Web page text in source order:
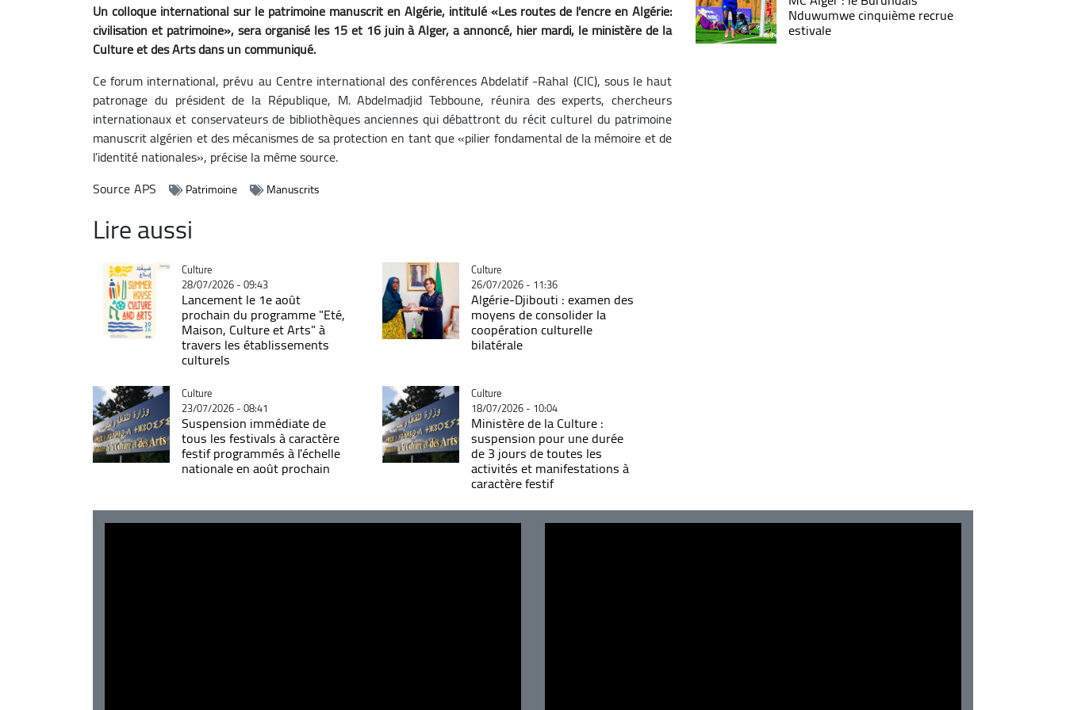
Un colloque international sur le patrimoine manuscrit en Algérie, intitulé «Les routes de l'encre en Algérie:
civilisation et patrimoine», sera organisé les 15 et 16 juin à Alger, a annoncé, hier mardi, le ministère de la
Culture et des Arts dans un communiqué.
Ce forum international, prévu au Centre international des conférences Abdelatif -Rahal (CIC), sous le haut
patronage du président de la République, M. Abdelmadjid Tebboune, réunira des experts, chercheurs
internationaux et conservateurs de bibliothèques anciennes qui débattront du récit culturel du patrimoine
manuscrit algérien et des mécanismes de sa protection en tant que «pilier fondamental de la mémoire et de
l’identité nationales», précise la même source.
SourceAPS Patrimoine Manuscrits
Lire aussi
Catégorie
Culture
28/07/2026 - 09:43
Lancement le 1e août
prochain du programme "Eté,
Maison, Culture et Arts" à
travers les établissements
culturels
Catégorie
Culture
26/07/2026 - 11:36
Algérie-Djibouti : examen des
moyens de consolider la
coopération culturelle
bilatérale
Catégorie
Culture
23/07/2026 - 08:41
Suspension immédiate de
tous les festivals à caractère
festif programmés à l'échelle
nationale en août prochain
Catégorie
Culture
18/07/2026 - 10:04
Ministère de la Culture :
suspension pour une durée
de 3 jours de toutes les
activités et manifestations à
caractère festif
Nduwumwe cinquième recrue
estivale